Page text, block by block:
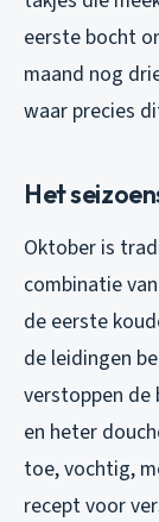
eerste bocht
maand nog
waar precies
Het
Oktober is
combinatie
de eerste
de leidingen
verstoppen de
en heter
toe, vochtig,
recept voor